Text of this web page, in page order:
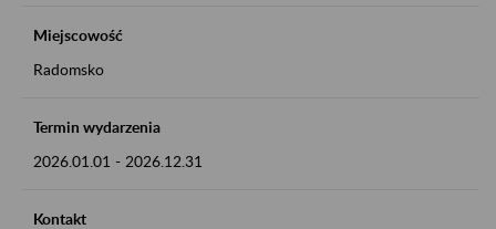
Miejscowość
Radomsko
Termin wydarzenia
2026.01.01 - 2026.12.31
Kontakt